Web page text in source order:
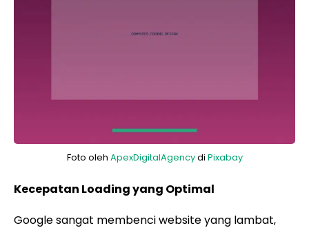
Foto oleh ApexDigitalAgencydi Pixabay
Kecepatan Loading yang Optimal
Google sangat membenci website yang lambat,